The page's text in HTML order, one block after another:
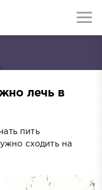
лечь в
пить
сходить на